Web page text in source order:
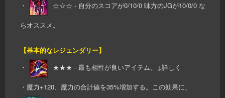
・
☆☆☆ - 自分のスコアが0/10/0 味方のJGが10/0/0 な
らオススメ。
【基本的なレジェンダリー】
・
★★★ - 最も相性が良いアイテム。↓詳しく
・魔力+120、魔力の合計値を35%増加する。この効果に、